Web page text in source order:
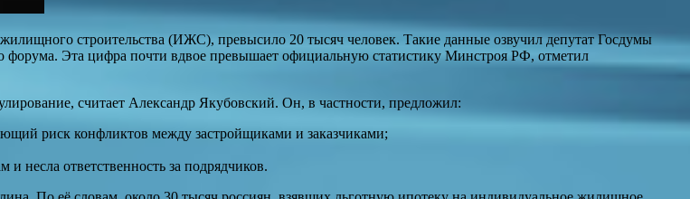
строительства (ИЖС), превысило 20 тысяч человек. Такие данные озвучил депутат Госдумы
форума. Эта цифра почти вдвое превышает официальную статистику Минстроя РФ, отметил
считает Александр Якубовский. Он, в частности, предложил:
риск конфликтов между застройщиками и заказчиками;
несла ответственность за подрядчиков.